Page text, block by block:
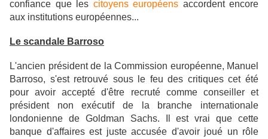
confiance que les citoyens européens accordent encore
aux institutions européennes...
Le scandale Barroso
L'ancien président de la Commission européenne, Manuel
Barroso, s'est retrouvé sous le feu des critiques cet été
pour avoir accepté d'être recruté comme conseiller et
président non exécutif de la branche internationale
londonienne de Goldman Sachs. Il est vrai que cette
banque d'affaires est juste accusée d'avoir joué un rôle